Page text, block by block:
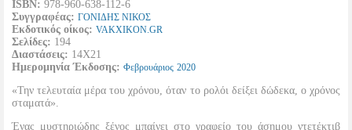
ISBN: 978-960-638-112-6
Συγγραφέας: ΓΟΝΙΔΗΣ ΝΙΚΟΣ
Εκδοτικός οίκος: VAKXIKON.GR
Σελίδες: 194
Διαστάσεις: 14Χ21
Ημερομηνία Έκδοσης: Φεβρουάριος 2020
«Την τελευταία μέρα του χρόνου, όταν το ρολόι δείξει δώδεκα, ο χρόνος
σταματά».
Ένας μυστηριώδης ξένος μπαίνει στο γραφείο του άσημου ντετέκτιβ